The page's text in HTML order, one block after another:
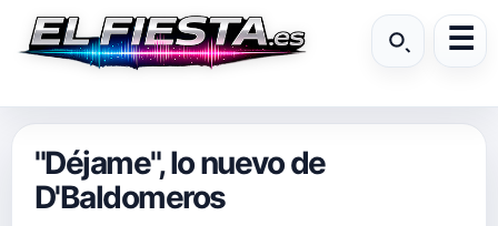
"Déjame", lo nuevo de
D'Baldomeros